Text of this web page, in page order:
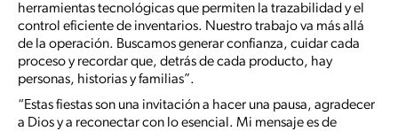
herramientas tecnológicas que permiten la trazabilidad y el
control eficiente de inventarios. Nuestro trabajo va más allá
de la operación. Buscamos generar confianza, cuidar cada
proceso y recordar que, detrás de cada producto, hay
personas, historias y familias”.
“Estas fiestas son una invitación a hacer una pausa, agradecer
a Dios y a reconectar con lo esencial. Mi mensaje es de